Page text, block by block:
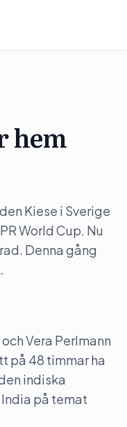
hem
Kiese i Sverige
World Cup. Nu
Denna gång
Vera Perlmann
på 48 timmar ha
indiska
på temat